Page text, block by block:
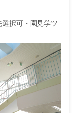
選択可・園見学ツ